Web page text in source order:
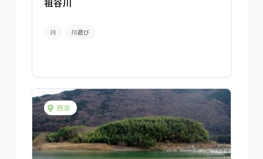
祖谷川
川 川遊び
西部